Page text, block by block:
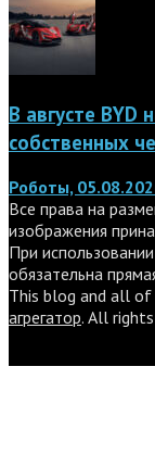
В августе BYD
собственных
Роботы,
Все права на
изображения
При
обязательна
This blog and all
агрегатор. All